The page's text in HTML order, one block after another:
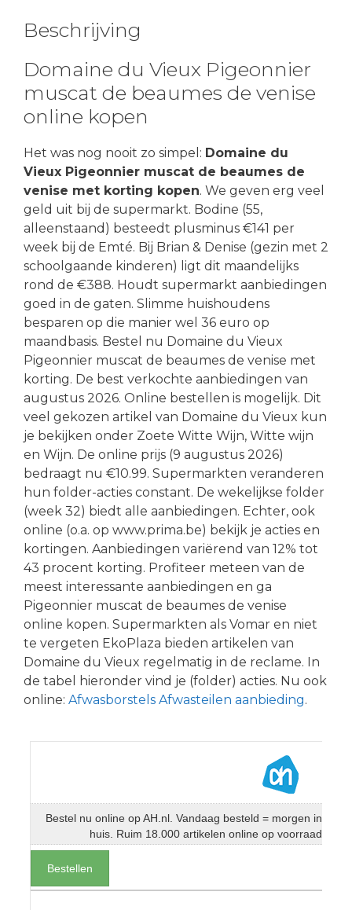
Beschrijving
Domaine du Vieux Pigeonnier
muscat de beaumes de venise
online kopen
Het was nog nooit zo simpel: Domaine du
Vieux Pigeonnier muscat de beaumes de
venise met korting kopen. We geven erg veel
geld uit bij de supermarkt. Bodine (55,
alleenstaand) besteedt plusminus €141 per
week bij de Emté. Bij Brian & Denise (gezin met 2
schoolgaande kinderen) ligt dit maandelijks
rond de €388. Houdt supermarkt aanbiedingen
goed in de gaten. Slimme huishoudens
besparen op die manier wel 36 euro op
maandbasis. Bestel nu Domaine du Vieux
Pigeonnier muscat de beaumes de venise met
korting. De best verkochte aanbiedingen van
augustus 2026. Online bestellen is mogelijk. Dit
veel gekozen artikel van Domaine du Vieux kun
je bekijken onder Zoete Witte Wijn, Witte wijn
en Wijn. De online prijs (9 augustus 2026)
bedraagt nu €10.99. Supermarkten veranderen
hun folder-acties constant. De wekelijkse folder
(week 32) biedt alle aanbiedingen. Echter, ook
online (o.a. op www.prima.be) bekijk je acties en
kortingen. Aanbiedingen variërend van 12% tot
43 procent korting. Profiteer meteen van de
meest interessante aanbiedingen en ga
Pigeonnier muscat de beaumes de venise
online kopen. Supermarkten als Vomar en niet
te vergeten EkoPlaza bieden artikelen van
Domaine du Vieux regelmatig in de reclame. In
de tabel hieronder vind je (folder) acties. Nu ook
online: Afwasborstels Afwasteilen aanbieding.
Bestel nu online op AH.nl. Vandaag besteld = morgen in
huis. Ruim 18.000 artikelen online op voorraad
Bestellen